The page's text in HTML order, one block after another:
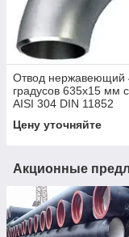
Отвод нержавеющий
градусов 635х15 мм
AISI 304 DIN 11852
Цену уточняйте
Акционные